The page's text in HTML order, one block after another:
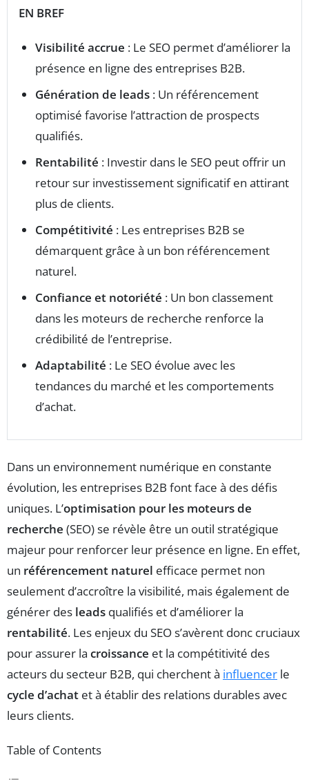
EN BREF
Visibilité accrue : Le SEO permet d’améliorer la
présence en ligne des entreprises B2B.
Génération de leads : Un référencement
optimisé favorise l’attraction de prospects
qualifiés.
Rentabilité : Investir dans le SEO peut offrir un
retour sur investissement significatif en attirant
plus de clients.
Compétitivité : Les entreprises B2B se
démarquent grâce à un bon référencement
naturel.
Confiance et notoriété : Un bon classement
dans les moteurs de recherche renforce la
crédibilité de l’entreprise.
Adaptabilité : Le SEO évolue avec les
tendances du marché et les comportements
d’achat.
Dans un environnement numérique en constante
évolution, les entreprises B2B font face à des défis
uniques. L’optimisation pour les moteurs de
recherche (SEO) se révèle être un outil stratégique
majeur pour renforcer leur présence en ligne. En effet,
un référencement naturel efficace permet non
seulement d’accroître la visibilité, mais également de
générer des leads qualifiés et d’améliorer la
rentabilité. Les enjeux du SEO s’avèrent donc cruciaux
pour assurer la croissance et la compétitivité des
acteurs du secteur B2B, qui cherchent à influencer le
cycle d’achat et à établir des relations durables avec
leurs clients.
Table of Contents